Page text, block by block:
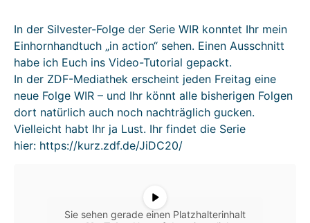
In der Silvester-Folge der Serie WIR konntet Ihr mein
Einhornhandtuch „in action“ sehen. Einen Ausschnitt
habe ich Euch ins Video-Tutorial gepackt.
In der ZDF-Mediathek erscheint jeden Freitag eine
neue Folge WIR – und Ihr könnt alle bisherigen Folgen
dort natürlich auch noch nachträglich gucken.
Vielleicht habt Ihr ja Lust. Ihr findet die Serie
hier: https://kurz.zdf.de/JiDC20/
Sie sehen gerade einen Platzhalterinhalt